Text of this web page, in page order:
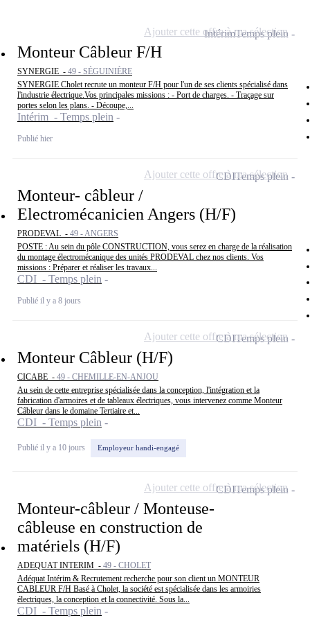
Monteur Câbleur F/H
SYNERGIE - 49 - SÉGUINIÈRE
SYNERGIE Cholet recrute un monteur F/H pour l'un de ses clients spécialisé dans
l'industrie électrique.Vos principales missions : - Port de charges. - Traçage sur
portes selon les plans. - Découpe,...
Intérim - Temps plein
Publié hier
IntérimTemps plein
Ajouter cette offre à ma sélection
Monteur- câbleur /
Electromécanicien Angers (H/F)
PRODEVAL - 49 - ANGERS
POSTE : Au sein du pôle CONSTRUCTION, vous serez en charge de la réalisation
du montage électromécanique des unités PRODEVAL chez nos clients. Vos
missions : Préparer et réaliser les travaux...
CDI - Temps plein
Publié il y a 8 jours
CDITemps plein
Ajouter cette offre à ma sélection
Monteur Câbleur (H/F)
CICABE - 49 - CHEMILLE-EN-ANJOU
Au sein de cette entreprise spécialisée dans la conception, l'intégration et la
fabrication d'armoires et de tableaux électriques, vous intervenez comme Monteur
Câbleur dans le domaine Tertiaire et...
CDI - Temps plein
Publié il y a 10 jours Employeur handi-engagé
CDITemps plein
Ajouter cette offre à ma sélection
Monteur-câbleur / Monteuse-
câbleuse en construction de
matériels (H/F)
ADEQUAT INTERIM - 49 - CHOLET
Adéquat Intérim & Recrutement recherche pour son client un MONTEUR
CABLEUR F/H Basé à Cholet, la société est spécialisée dans les armoiries
électriques, la conception et la connectivité. Sous la...
CDI - Temps plein
CDITemps plein
Ajouter cette offre à ma sélection